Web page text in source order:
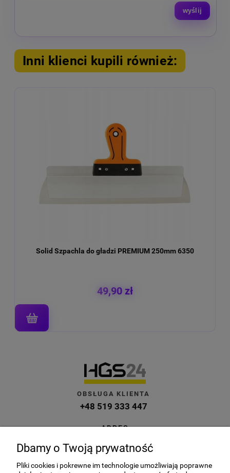
wyślij
Inni klienci kupili również:
Solid Szpachla do gładzi PREMIUM 250mm 6350
49,90 zł
OBSŁUGA KLIENTA
+48 519 333 447
ADRES
Kujawski
E-MAIL
Dbamy o Twoją prywatność
Pliki cookies i pokrewne im technologie umożliwiają poprawne